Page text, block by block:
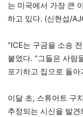
는 미국에서 가장 큰
하고 있다. (신현섭/
“ICE는 구금을 소송
붙였다. “그들은 사람
포기하고 집으로 돌아
이달 초, 스튜어트 구
추정되는 시신을 발